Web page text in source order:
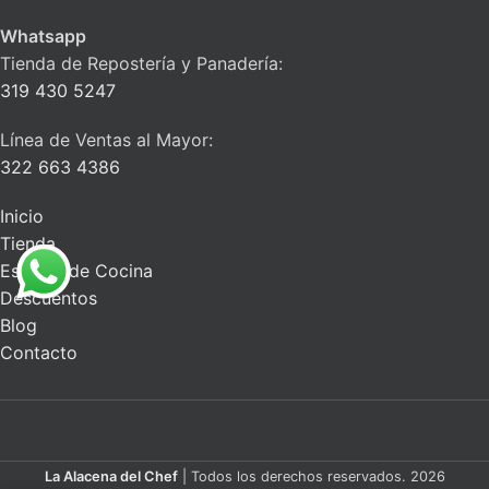
Whatsapp
Tienda de Repostería y Panadería:
319 430 5247
Línea de Ventas al Mayor:
322 663 4386
Inicio
Tienda
Escuela de Cocina
Descuentos
Blog
Contacto
La Alacena del Chef | Todos los derechos reservados. 2026